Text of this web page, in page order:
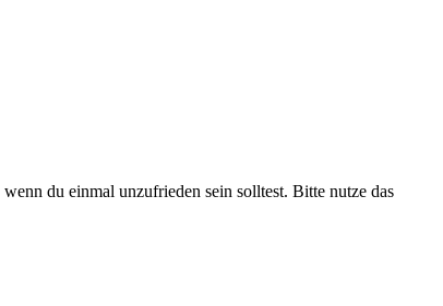
du einmal unzufrieden sein solltest. Bitte nutze das